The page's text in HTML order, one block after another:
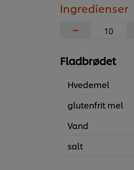
Ingredienser
−
Fladbrødet
Hvedemel
glutenfrit mel
Vand
salt